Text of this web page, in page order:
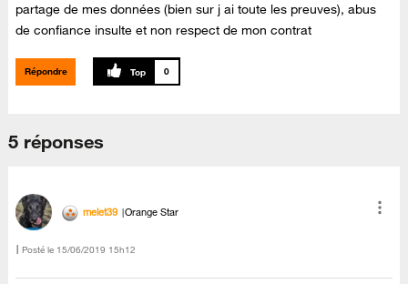
partage de mes données (bien sur j ai toute les preuves), abus
de confiance insulte et non respect de mon contrat
Répondre 0
5 réponses
melet39 Orange Star
Posté le ‎15/06/2019 15h12